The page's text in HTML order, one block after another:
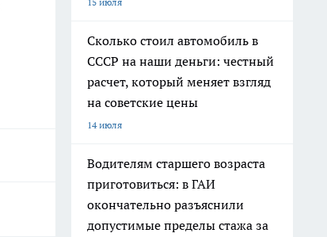
Сколько стоил автомобиль в
СССР на наши деньги: честный
расчет, который меняет взгляд
на советские цены
14 июля
Водителям старшего возраста
приготовиться: в ГАИ
окончательно разъяснили
допустимые пределы стажа за